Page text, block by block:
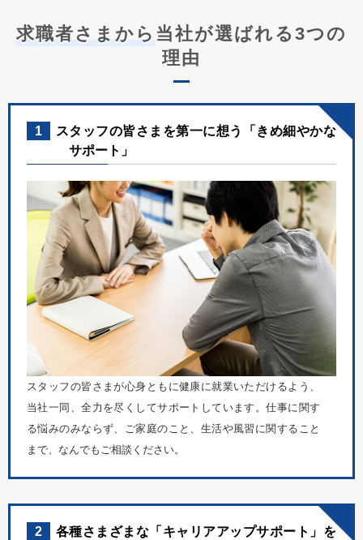
求職者さまから 当社が選ばれる3つの
理由
1
スタッフの皆さまを第一に想う「きめ細やかな
サポート」
スタッフの皆さまが心身ともに健康に就業いただけるよう、
当社一同、全力を尽くしてサポートしています。仕事に関す
る悩みのみならず、ご家庭のこと、生活や風習に関すること
まで、なんでもご相談ください。
2
各種さまざまな「キャリアアップサポート」を